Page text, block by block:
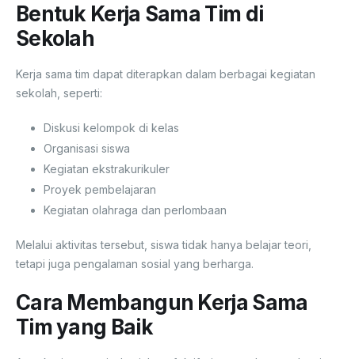
Bentuk Kerja Sama Tim di
Sekolah
Kerja sama tim dapat diterapkan dalam berbagai kegiatan
sekolah, seperti:
Diskusi kelompok di kelas
Organisasi siswa
Kegiatan ekstrakurikuler
Proyek pembelajaran
Kegiatan olahraga dan perlombaan
Melalui aktivitas tersebut, siswa tidak hanya belajar teori,
tetapi juga pengalaman sosial yang berharga.
Cara Membangun Kerja Sama
Tim yang Baik